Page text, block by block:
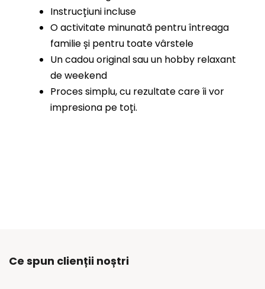
Instrucțiuni incluse
O activitate minunată pentru întreaga
familie și pentru toate vârstele
Un cadou original sau un hobby relaxant
de weekend
Proces simplu, cu rezultate care îi vor
impresiona pe toți.
Ce spun clienții noștri